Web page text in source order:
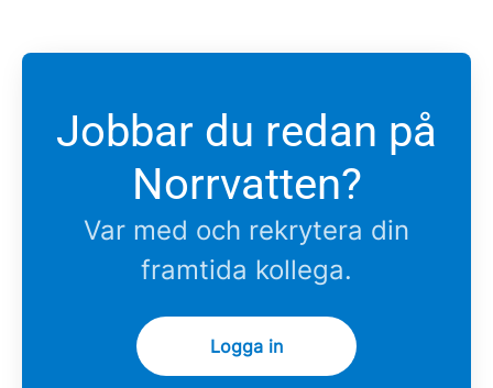
Jobbar du redan på
Norrvatten?
Var med och rekrytera din
framtida kollega.
Logga in